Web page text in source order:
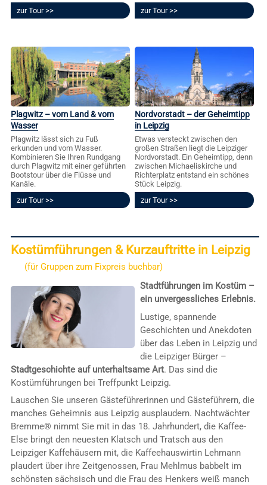
zur Tour
zur Tour
Plagwitz – vom Land & vom
Wasser
Plagwitz lässt sich zu Fuß
erkunden und vom Wasser.
Kombinieren Sie Ihren Rundgang
durch Plagwitz mit einer geführten
Bootstour über die Flüsse und
Kanäle.
zur Tour
Nordvorstadt – der Geheimtipp
in Leipzig
Etwas versteckt zwischen den
großen Straßen liegt die Leipziger
Nordvorstadt. Ein Geheimtipp, denn
zwischen Michaeliskirche und
Richterplatz entstand ein schönes
Stück Leipzig.
zur Tour
Kostümführungen & Kurzauftritte in Leipzig
(für Gruppen zum Fixpreis buchbar)
Stadtführungen im Kostüm –
ein unvergessliches Erlebnis.
Lustige, spannende
Geschichten und Anekdoten
über das Leben in Leipzig und
die Leipziger Bürger –
Stadtgeschichte auf unterhaltsame Art. Das sind die
Kostümführungen bei Treffpunkt Leipzig.
Lauschen Sie unseren Gästeführerinnen und Gästeführern, die
manches Geheimnis aus Leipzig ausplaudern. Nachtwächter
Bremme® nimmt Sie mit in das 18. Jahrhundert, die Kaffee-
Else bringt den neuesten Klatsch und Tratsch aus den
Leipziger Kaffehäusern mit, die Kaffeehauswirtin Lehmann
plaudert über ihre Zeitgenossen, Frau Mehlmus babbelt im
schönsten sächsisch und die Frau des Henkers weiß manch